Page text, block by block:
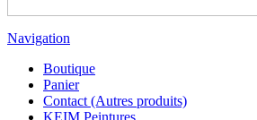
Navigation
Boutique
Panier
Contact (Autres produits)
KEIM Peintures